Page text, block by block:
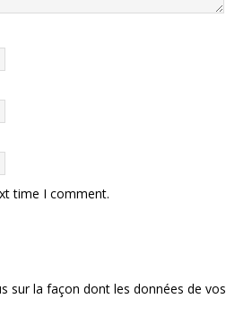
time I comment.
sur la façon dont les données de vos